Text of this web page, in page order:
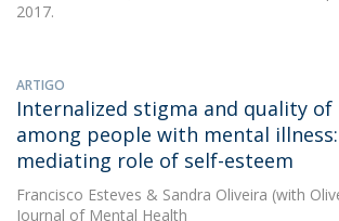
2017.
ARTIGO
Internalized stigma and quality of
among people with mental
mediating role of self-esteem
Francisco Esteves & Sandra Oliveira (with
Journal of Mental Health